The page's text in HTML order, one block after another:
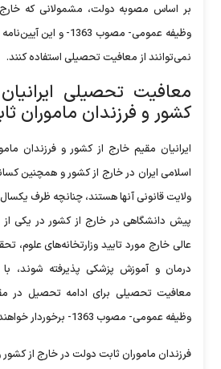
بر اساس مصوبه دولت، مشمولانی که
وظیفه عمومی- مصوب
نمی‌توانند از معافیت تحصیلی استفاده کنند.
معافیت تحصیلی
کشور و فرزندان ماموران
ایرانیان مقیم خارج از کشور و فرزندان
اسلامی ایران در خارج از کشور و همچنین
ولایت قانونی آنها هستند، چنانچه ظرف
پیش دانشگاهی در خارج از کشور در یکی از
عالی خارج مورد تایید وزارتخانه‌های علوم،
درمان و آموزش پزشکی پذیرفته شوند، با
معافیت تحصیلی برای ادامه تحصیل در
وظیفه عمومی- مصوب 1363- برخوردار خواهند شد.
فرزندان ماموران ثابت دولت در خارج از